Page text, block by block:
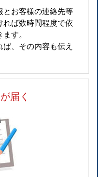
とお客様の連絡先等
れば数時間程度で依
す。
、その内容も伝え
届く